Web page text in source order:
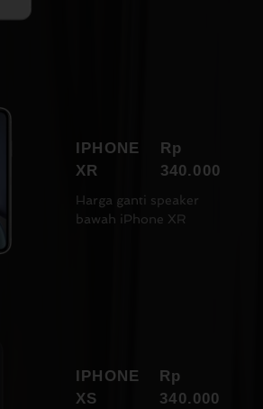
IPHONE
XR
Rp
340.000
Harga ganti speaker
bawah iPhone XR
IPHONE
XS
Rp
340.000